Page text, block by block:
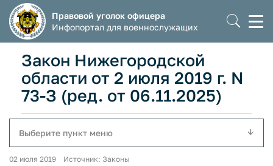
Правовой уголок офицера
Инфопортал для военнослужащих
Закон Нижегородской
области от 2 июля 2019 г. N
73-З (ред. от 06.11.2025)
Выберите пункт меню
02 июля 2019 Источник: Законы